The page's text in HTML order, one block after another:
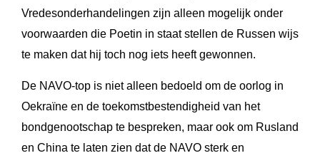
Vredesonderhandelingen zijn alleen mogelijk onder
voorwaarden die Poetin in staat stellen de Russen wijs
te maken dat hij toch nog iets heeft gewonnen.
De NAVO-top is niet alleen bedoeld om de oorlog in
Oekraïne en de toekomstbestendigheid van het
bondgenootschap te bespreken, maar ook om Rusland
en China te laten zien dat de NAVO sterk en